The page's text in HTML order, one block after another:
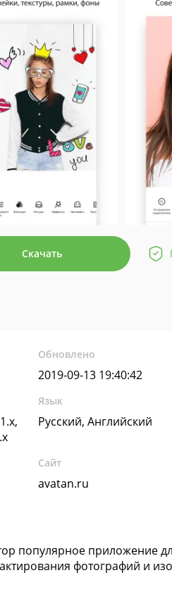
Скачать
Обновлено
2019-09-13 19:40:42
Язык
Русский, Английский
Сайт
avatan.ru
популярное приложение
фотографий и